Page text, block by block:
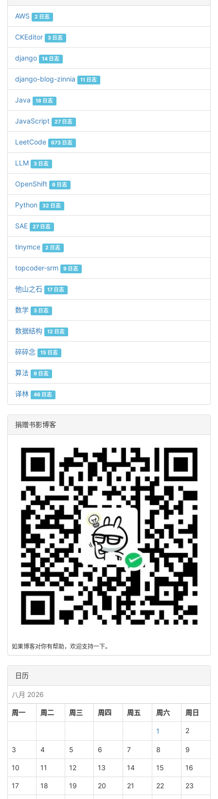
AWS 2 日志
CKEditor 3 日志
django 14 日志
django-blog-zinnia 11 日志
Java 18 日志
JavaScript 27 日志
LeetCode 673 日志
LLM 3 日志
OpenShift 6 日志
Python 32 日志
SAE 27 日志
tinymce 2 日志
topcoder-srm 9 日志
他山之石 17 日志
数学 3 日志
数据结构 12 日志
碎碎念 15 日志
算法 9 日志
译林 46 日志
捐赠书影博客
如果博客对你有帮助，欢迎支持一下。
日历
八月 2026
周一 周二 周三 周四 周五 周六 周日
1 2
3 4 5 6 7 8 9
10 11 12 13 14 15 16
17 18 19 20 21 22 23